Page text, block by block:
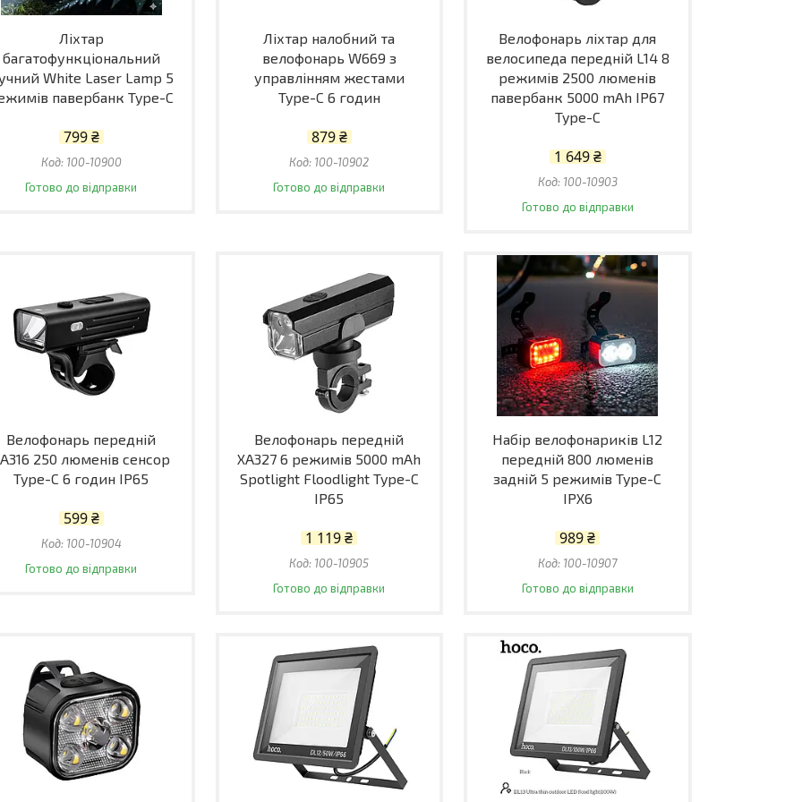
Ліхтар
багатофункціональний
White Laser Lamp 5
павербанк Type-C
799 ₴
100-10900
Готово до відправки
Ліхтар налобний та
велофонарь W669 з
управлінням жестами
Type-C 6 годин
879 ₴
100-10902
Готово до відправки
Велофонарь ліхтар для
велосипеда передній L14 8
режимів 2500 люменів
павербанк 5000 mAh IP67
Type-C
1 649 ₴
100-10903
Готово до відправки
Велофонарь передній
250 люменів сенсор
Type-C 6 годин IP65
599 ₴
100-10904
Готово до відправки
Велофонарь передній
XA327 6 режимів 5000 mAh
Spotlight Floodlight Type-C
IP65
1 119 ₴
100-10905
Готово до відправки
Набір велофонариків L12
передній 800 люменів
задній 5 режимів Type-C
IPX6
989 ₴
100-10907
Готово до відправки